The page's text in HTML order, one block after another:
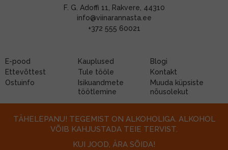
F. G. Adoffi 11, Rakvere, 44310
info@viinarannasta.ee
+372 555 60021
E-pood Kauplused
Blogi
Ettevõttest
Tule tööle
Kontakt
Ostuinfo
Isikuandmete
töötlemine
Muuda küpsiste
nõusolekut
TÄHELEPANU! TEGEMIST ON ALKOHOLIGA. ALKOHOL
VÕIB KAHJUSTADA TEIE TERVIST.
KUI JOOD, ÄRA SÕIDA!